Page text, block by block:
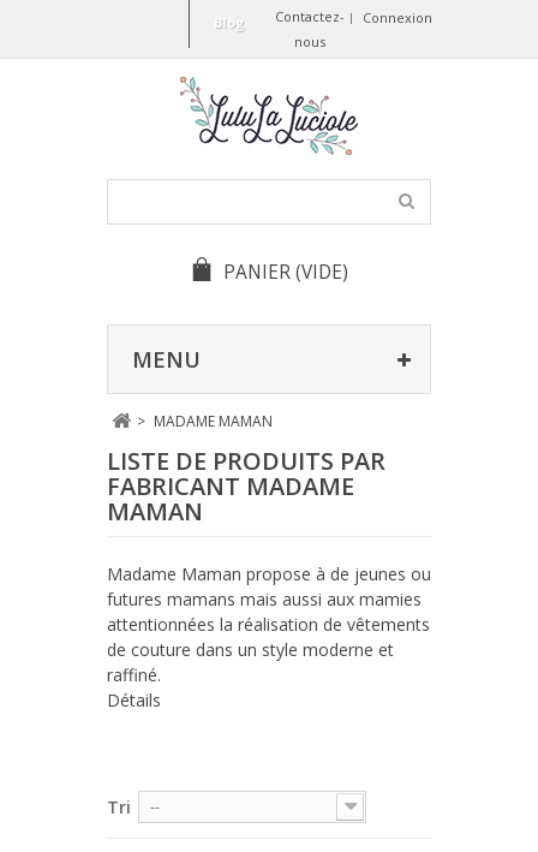
Connexion
Contactez-
nous
Blog
PANIER(VIDE)
MENU
> MADAME MAMAN
LISTE DE PRODUITS PAR
FABRICANT MADAME
MAMAN
Madame Maman propose à de jeunes ou
futures mamans mais aussi aux mamies
attentionnées la réalisation de vêtements
de couture dans un style moderne et
raffiné.
Détails
Tri --